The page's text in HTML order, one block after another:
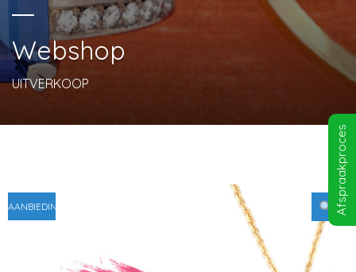
Webshop
UITVERKOOP
AANBIEDING! Afspraakproces